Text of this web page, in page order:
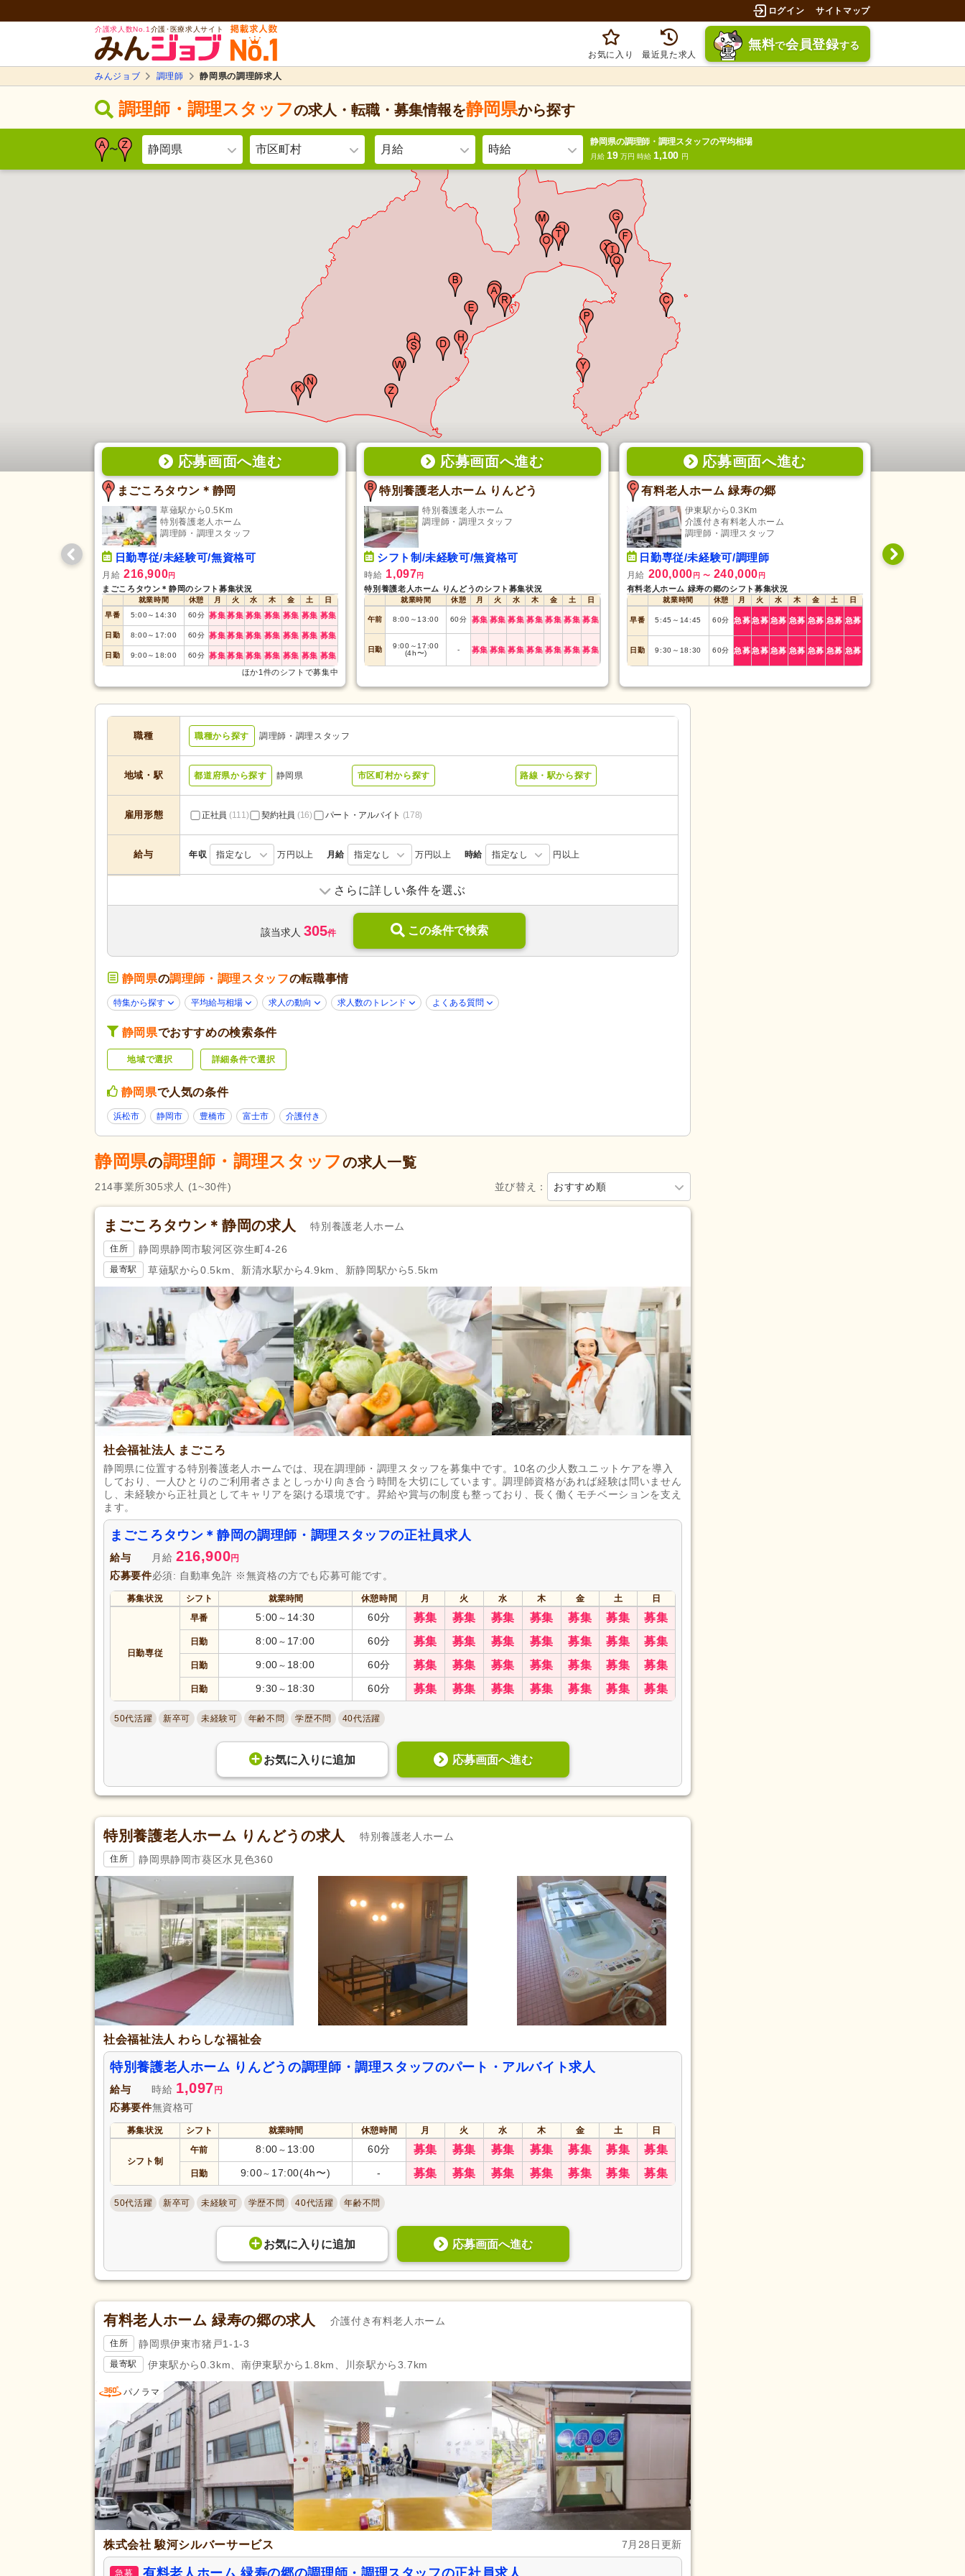
ログイン サイトマップ
介護求人数No.1 介護･医療求人サイト
お気に入り 最近見た求人
無料で会員登録する
みんジョブ 調理師 静岡県の調理師求人
調理師・調理スタッフの求人・転職・募集情報を静岡県から探す
〜 静岡県 市区町村 月給 時給
静岡県の調理師・調理スタッフの平均相場
月給 19万円 時給 1,100 円
応募画面へ進む
まごころタウン＊静岡
草薙駅から0.5Km
特別養護老人ホーム
調理師・調理スタッフ
日勤専従/未経験可/無資格可
月給 216,900円
まごころタウン＊静岡のシフト募集状況
就業時間 休憩 月 火 水 木 金 土
日
早番
5:00～ 14:30 60分 募集募集 募集 募集 募集 募集 募集
日勤 8:00～ 17:00 60分 募集募集 募集 募集 募集 募集 募集
日勤 9:00～ 18:00 60分 募集募集 募集 募集 募集 募集 募集
ほか1件のシフトで募集中
応募画面へ進む
特別養護老人ホーム りんどう
特別養護老人ホーム
調理師・調理スタッフ
シフト制/未経験可/無資格可
時給 1,097円
特別養護老人ホーム りんどうのシフト募集状況
就業時間 休憩 月 火 水 木 金 土 日
午前 8:00 ～ 13:00 60分 募集 募集 募集 募集 募集 募集 募集
日勤 9:00 ～ 17:00
(4h〜)
- 募集 募集 募集 募集 募集 募集 募集
応募画面へ進む
有料老人ホーム 緑寿の郷
伊東駅から0.3Km
介護付き有料老人ホーム
調理師・調理スタッフ
日勤専従/未経験可/調理師
月給 200,000 円 〜 240,000 円
有料老人ホーム 緑寿の郷のシフト募集状況
就業時間 休憩 月 火 水 木 金 土 日
早番 5:45 ～ 14:45 60分 急募急募 急募 急募 急募 急募 急募
日勤 9:30 ～ 18:30 60分 急募急募 急募 急募 急募 急募 急募
日勤専従/未
職種 職種から探す 調理師・調理スタッフ
地域・駅 都道府県から探す 静岡県 市区町村から探す 路線・駅から探す
雇用形態 正社員 (111) 契約社員 (16) パート・アルバイト (178)
給与 年収 指定なし 万円以上 月給 指定なし 万円以上 時給 指定なし 円以上
小規模多機能型居宅介護(2)
住宅型有料老人ホーム(30) 介護付き有料老人ホーム(25) サービス付き高齢者向け住宅(26)
(10) 特別養護老人ホーム(62)
グループホーム(8)
養護老人ホーム
応募条件・こ
だわり
ブランク可(237)
学生可(9)
ハローワーク求人を除く(89)
急募 (10)
勤務形態
残業ほぼなし 午前のみ可 (40)
週3日から可(37) 週4日から可
即日勤務可(16)
応募資格
自動車免許 自動車免許（二種）(1)
休日・休暇
完全週休2日 (55) 週休2日 (44) 4週8休(3)
土日休み(6) 年間休日110日以上(25) 年間休日120日以上(9)
産休あり (224) 育休あり(283) 介護休業 (120)
看護休暇(61) 夏季休暇(9) 冬季休暇(2)
年末年始休暇(8)
給与・手当
福利厚生
企業年金 (10) 昇給あり (261) 復職支援あり
退職金あり(98) 日・祝給与アップ(10) 住宅手当(34)
副業可
アクセス
駅近(37) 自動車通勤可(244) 自転車通勤可(235)
バイク通勤可 (26)
さらに詳しい条件を選ぶ
該当求人 305件 この条件で検索
静岡県の調理師・調理スタッフの転職事情
特集から探す 平均給与相場 求人の動向 求人数のトレンド よくある質問
静岡県でおすすめの検索条件
地域で選択 詳細条件で選択
静岡県で人気の条件
浜松市 静岡市 豊橋市 富士市 介護付き
静岡県の調理師・調理スタッフの求人一覧
並び替え： おすすめ順
214事業所305求人 (1~30件)
まごころタウン＊静岡の求人 特別養護老人ホーム
住所 静岡県静岡市駿河区弥生町4-26
最寄駅 草薙駅から0.5km、新清水駅から4.9km、新静岡駅から5.5km
社会福祉法人 まごころ
静岡県に位置する特別養護老人ホームでは、現在調理師・調理スタッフを募集中です。10名の少人数ユニットケアを導入
しており、一人ひとりのご利用者さまとしっかり向き合う時間を大切にしています。調理師資格があれば経験は問いません
し、未経験から正社員としてキャリアを築ける環境です。昇給や賞与の制度も整っており、長く働くモチベーションを支え
ます。
まごころタウン＊静岡の調理師・調理スタッフの正社員求人
給与 月給 216,900円
応募要件必須: 自動車免許 ※無資格の方でも応募可能です。
募集状況 シフト 就業時間 休憩時間 月 火 水 木 金 土 日
日勤専従
早番 5:00 ～ 14:30 60分 募集 募集 募集 募集 募集 募集 募集
日勤 8:00 ～ 17:00 60分 募集 募集 募集 募集 募集 募集 募集
日勤 9:00 ～ 18:00 60分 募集 募集 募集 募集 募集 募集 募集
日勤 9:30 ～ 18:30 60分 募集 募集 募集 募集 募集 募集 募集
50代活躍 新卒可 未経験可 年齢不問 学歴不問 40代活躍
お気に入り に追加 応募画面へ進む
特別養護老人ホーム りんどうの求人 特別養護老人ホーム
住所 静岡県静岡市葵区水見色360
社会福祉法人 わらしな福祉会
特別養護老人ホーム りんどうの調理師・調理スタッフのパート・アルバイト求人
給与 時給 1,097 円
応募要件無資格可
募集状況 シフト 就業時間 休憩時間 月 火 水 木 金 土 日
シフト制
午前 8:00 ～ 13:00 60分 募集 募集 募集 募集 募集 募集 募集
日勤 9:00～ 17:00(4h〜) - 募集 募集 募集 募集 募集 募集 募集
50代活躍 新卒可 未経験可 学歴不問 40代活躍 年齢不問
お気に入り に追加 応募画面へ進む
有料老人ホーム 緑寿の郷の求人 介護付き有料老人ホーム
住所 静岡県伊東市猪戸1-1-3
最寄駅 伊東駅から0.3km、南伊東駅から1.8km、川奈駅から3.7km
パノラマ
株式会社 駿河シルバーサービス 7月28日更新
急募 有料老人ホーム 緑寿の郷の調理師・調理スタッフの正社員求人